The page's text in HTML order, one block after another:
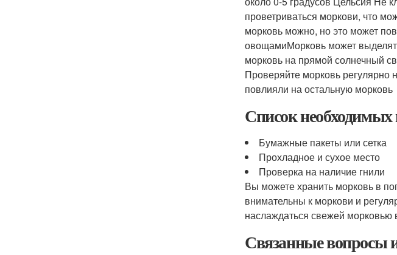
проветриваться моркови, что
морковь можно, но это может
овощамиМорковь может
морковь на прямой солнечный
Проверяйте морковь регулярно
повлияли на остальную морковь
Список
Бумажные пакеты или сетка
Прохладное и сухое место
Проверка на наличие гнили
Вы можете хранить морковь в
внимательны к моркови и
наслаждаться свежей морковью
Связанные вопросы